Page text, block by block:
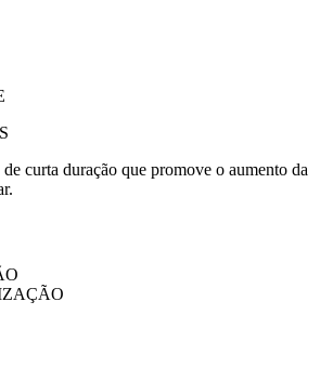
curta duração que promove o aumento da